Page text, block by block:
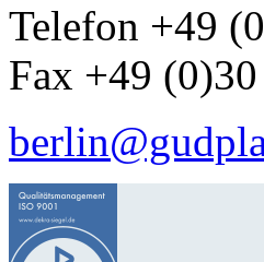
Telefon +49
Fax +49